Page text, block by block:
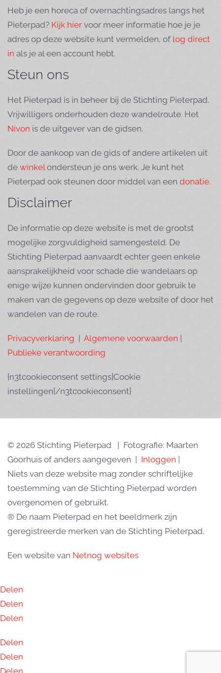
Heb je een horeca of overnachtingsadres langs het
Pieterpad? Kijk hier voor meer informatie hoe je je
adres op deze website kunt vermelden, of log direct
in als je al een account hebt.
Steun ons
Het Pieterpad is in beheer bij de Stichting Pieterpad.
Vrijwilligers onderhouden deze wandelroute. Het
Nivon is de uitgever van de gidsen.
Door de aankoop van de gids of andere artikelen uit
de winkelondersteun je ons werk. Je kunt het
Pieterpad ook steunen door middel van een donatie.
Disclaimer
De informatie op deze website is met de grootst
mogelijke zorgvuldigheid samengesteld. De
Stichting Pieterpad aanvaardt echter geen enkele
aansprakelijkheid voor schade die wandelaars op
enige wijze kunnen ondervinden door gebruik te
maken van de gegevens op deze website of door het
wandelen van de route.
Privacyverklaring Algemene voorwaarden
Publieke verantwoording
{n3tcookieconsent settings}Cookie
instellingen{/n3tcookieconsent}
© 2026 Stichting Pieterpad | Fotografie: Maarten
Goorhuis of anders aangegeven | Inloggen
Niets van deze website mag zonder schriftelijke
toestemming van de Stichting Pieterpad worden
overgenomen of gebruikt.
® De naam Pieterpad en het beeldmerk zijn
geregistreerde merken van de Stichting Pieterpad.
Een website van Netnog websites
Delen
Delen
Delen
Delen
Delen